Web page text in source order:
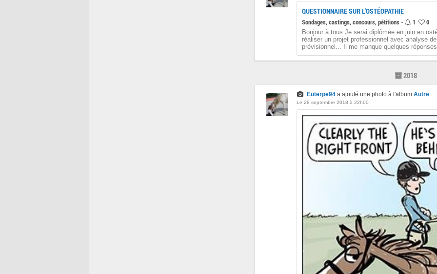
QUESTIONNAIRE SUR L'OSTÉOPATHIE
Sondages, castings, concours, pétitions - 1 0
Bonjour à tous Je serai diplômée en juin en
réaliser un projet professionnel avec analyse
prévisionnel... Il me manque quelques
2018
Euterpe94 a ajouté une photo à l'albumAutre
Le 28 septembre 2018 à 22h00